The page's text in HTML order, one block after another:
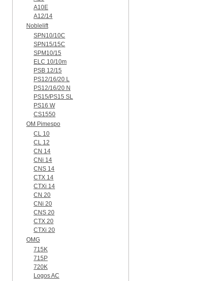
A10E
A12/14
Noblelift
SPN10/10C
SPN15/15C
SPM10/15
ELC 10/10m
PSB 12/15
PS12/16/20 L
PS12/16/20 N
PS15/PS15 SL
PS16 W
CS1550
OM Pimespo
CL 10
CL 12
CN 14
CNi 14
CNS 14
CTX 14
CTXi 14
CN 20
CNi 20
CNS 20
CTX 20
CTXi 20
OMG
715K
715P
720K
Logos AC